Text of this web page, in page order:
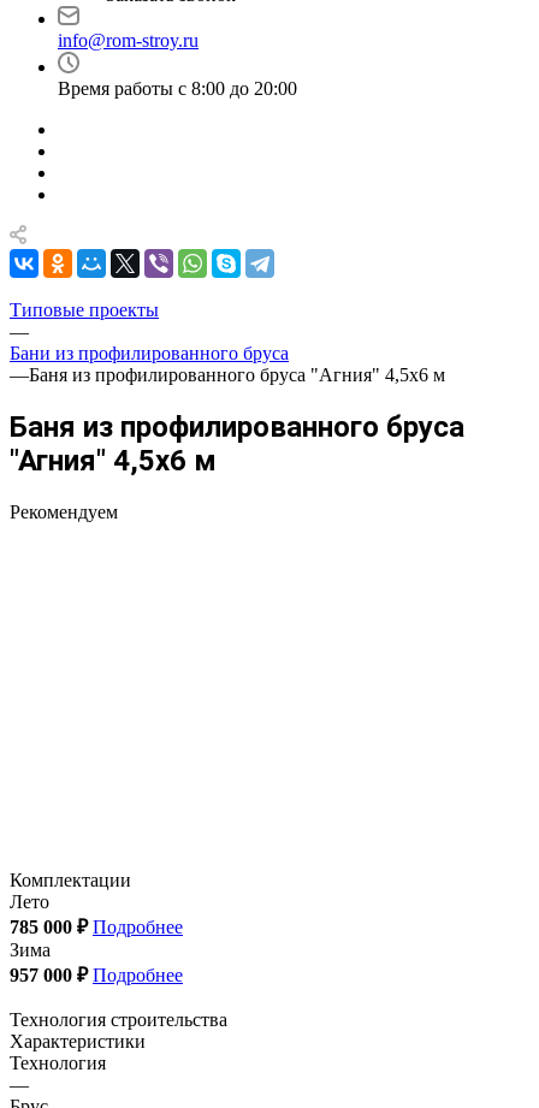
info@rom-stroy.ru
Время работы с 8:00 до 20:00
Типовые проекты
—
Бани из профилированного бруса
—Баня из профилированного бруса "Агния" 4,5х6 м
Баня из профилированного бруса
"Агния" 4,5х6 м
Рекомендуем
Комплектации
Лето
785 000 ₽ Подробнее
Зима
957 000 ₽ Подробнее
Технология строительства
Характеристики
Технология
—